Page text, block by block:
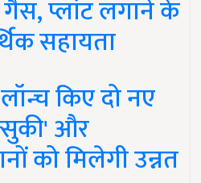
प्लांट लगाने के
सहायता
किए दो नए
और
को मिलेगी उन्नत